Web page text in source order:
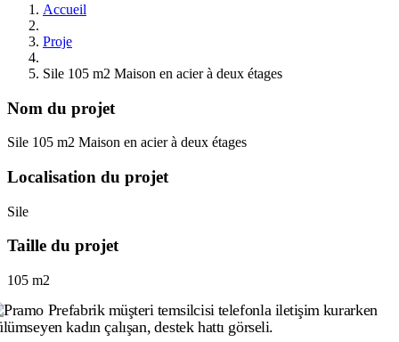
Accueil
Proje
Sile 105 m2 Maison en acier à deux étages
Nom du projet
Sile 105 m2 Maison en acier à deux étages
Localisation du projet
Sile
Taille du projet
105 m2